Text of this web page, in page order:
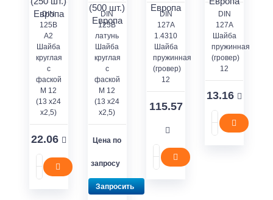
DIN
125В
A2
Шайба
круглая
с
фаской
М 12
(13 x24
x2,5)
22.06
DIN
125В
латунь
Шайба
круглая
с
фаской
М 12
(13 x24
x2,5)
Цена по
запросу
Запросить
DIN
127А
1.4310
Шайба
пружинная
(гровер)
12
115.57
DIN
127А
Шайба
пружинная
(гровер)
12
13.16